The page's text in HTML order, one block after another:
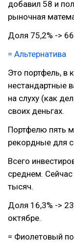
добавил 58 и
рыночная
Доля 75,2% ->
= Альтернатива
Это портфель, в
нестандартные
на слуху (как
своих деньгах.
Портфелю пять
рекордные для
Всего
среднем.
тысяч.
Доля 16,3% ->
октябре.
= Фиолетовый